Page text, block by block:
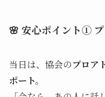
🌸 安心ポイント①
当日は、協会のプロア
ポート。